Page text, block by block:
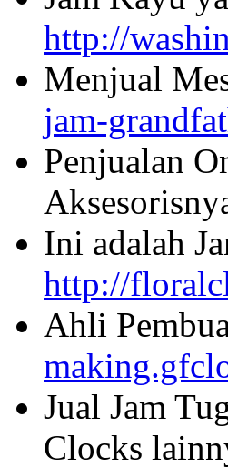
http://
Menjual
jam-
Penjualan
Ini adalah
http://
Ahli
Jual Jam
Clocks